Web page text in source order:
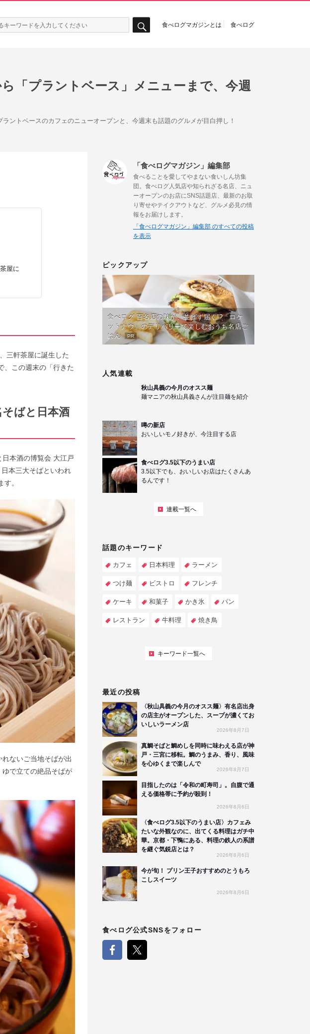
食べログマガジンとは 食べログ
「プラントベース」メニューまで、今週
ントベースのカフェのニューオープンと、今週末も話題のグルメが目白押し！
屋に
三軒茶屋に誕生した
、この週末の「行きた
ばと日本酒
本酒の博覧会 大江戸
本三大そばといわれ
。
ないご当地そばが出
で立ての絶品そばが
「食べログマガジン」編集部
食べることを愛してやまない食いしん坊集
団。食べログ人気店や知られざる名店、ニュ
ーオープンのお店にSNS話題店、最新のお取
り寄せやテイクアウトなど、グルメ必見の情
報をお届けします。
「食べログマガジン」編集部 のすべての投稿
を表示
ピックアップ
食べログ 百名店の味が、並ばず届く!?「ロケ
ットナウ」のデリバリーで楽しむおうち名店ご
はん
PR
人気連載
秋山具義の今月のオスス麺
麺マニアの秋山具義さんが注目麺を紹介
噂の新店
おいしいモノ好きが、今注目する店
食べログ3.5以下のうまい店
3.5以下でも、おいしいお店はたくさんあ
るんです！
連載一覧へ
話題のキーワード
カフェ 日本料理 ラーメン
つけ麺 ビストロ フレンチ
ケーキ 和菓子 かき氷 パン
レストラン 牛料理 焼き鳥
キーワード一覧へ
最近の投稿
〈秋山具義の今月のオスス麺〉有名店出身
の店主がオープンした、スープが濃くてお
いしいラーメン店
2026年8月7日
真鯛そばと鯛めしを同時に味わえる店が神
戸・三宮に移転。鯛のうまみ、香り、風味
を心ゆくまで楽しんで
2026年8月7日
目指したのは「令和の町寿司」。自腹で通
える価格帯に予約が殺到！
2026年8月6日
〈食べログ3.5以下のうまい店〉カフェみ
たいな外観なのに、出てくる料理はガチ中
華。京都・下鴨にある、料理の鉄人の系譜
を継ぐ気鋭店とは？
2026年8月6日
今が旬！ プリン王子おすすめのとうもろ
こしスイーツ
2026年8月6日
食べログ公式SNSをフォロー